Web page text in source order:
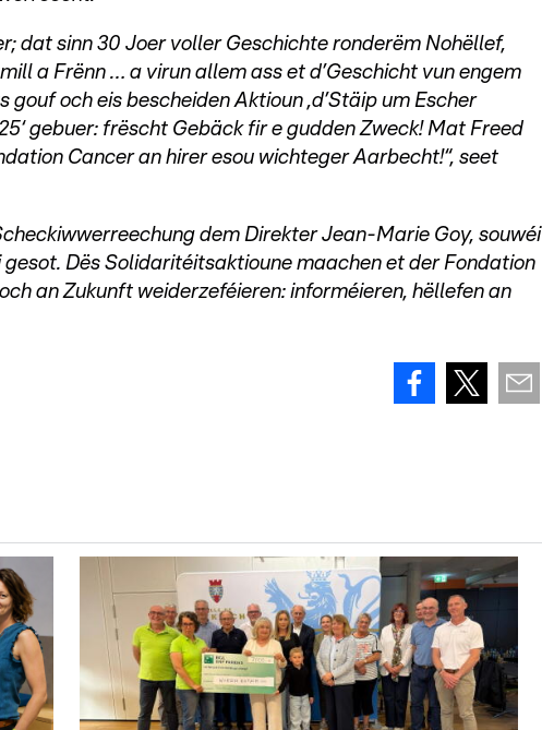
dat sinn 30 Joer voller Geschichte ronderëm Nohëllef,
a Frënn … a virun allem ass et d’Geschicht vun engem
och eis bescheiden Aktioun ‚d’Stäip um Escher
gebuer: frëscht Gebäck fir e gudden Zweck! Mat Freed
Cancer an hirer esou wichteger Aarbecht!“, seet
dem Direkter Jean-Marie Goy, souwéi
Dës Solidaritéitsaktioune maachen et der Fondation
an Zukunft weiderzeféieren: informéieren, hëllefen an